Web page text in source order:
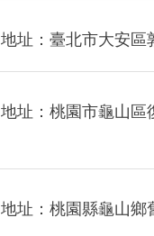
地址：臺北市大安區
地址：桃園市龜山區
地址：桃園縣龜山鄉